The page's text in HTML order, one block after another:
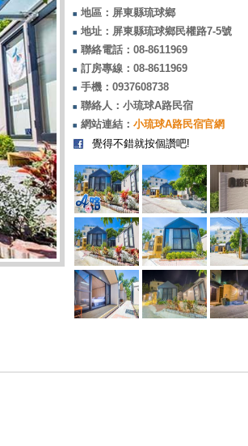
地區：屏東縣琉球鄉
地址：屏東縣琉球鄉民權路7-5號
聯絡電話：08-8611969
訂房專線：08-8611969
手機：0937608738
聯絡人：小琉球A路民宿
網站連結： 小琉球A路民宿官網
覺得不錯就按個讚吧!